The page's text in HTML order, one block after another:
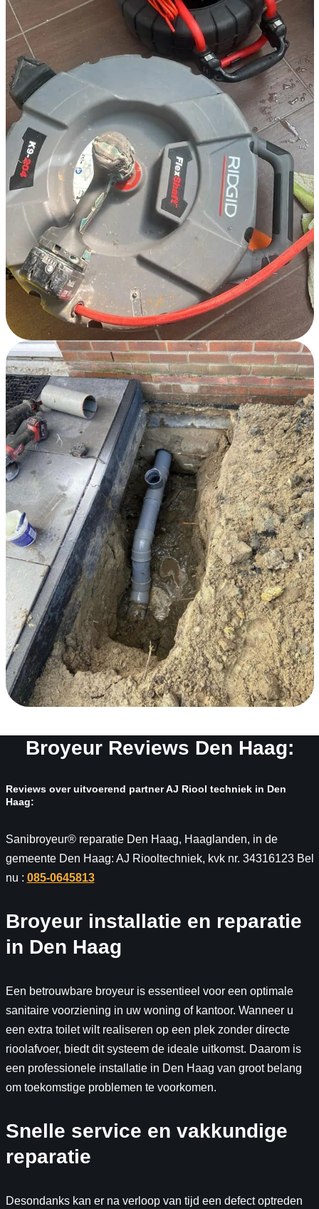
Broyeur Reviews Den Haag:
Reviews over uitvoerend partner AJ Riool techniek in Den
Haag:
Sanibroyeur® reparatie Den Haag, Haaglanden, in de
gemeente Den Haag: AJ Riooltechniek, kvk nr. 34316123 Bel
nu : 085-0645813
Broyeur installatie en reparatie
in Den Haag
Een betrouwbare broyeur is essentieel voor een optimale
sanitaire voorziening in uw woning of kantoor. Wanneer u
een extra toilet wilt realiseren op een plek zonder directe
rioolafvoer, biedt dit systeem de ideale uitkomst. Daarom is
een professionele installatie in Den Haag van groot belang
om toekomstige problemen te voorkomen.
Snelle service en vakkundige
reparatie
Desondanks kan er na verloop van tijd een defect optreden